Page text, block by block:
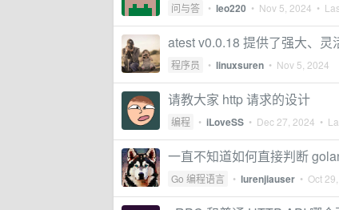
问与答 • leo220 • Nov 5, 2024 •
atest v0.0.18 提供了强大、
程序员 • linuxsuren • Nov 5, 2024
请教大家 http 请求的设计
编程 • iLoveSS • Dec 27, 2024 •
一直不知道如何直接判断
Go 编程语言 • lurenjiauser • Oct